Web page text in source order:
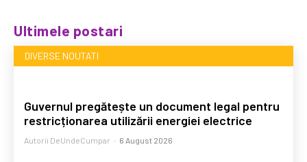
Ultimele postari
DIVERSE NOUTATI
Guvernul pregătește un document legal pentru
restricționarea utilizării energiei electrice
Autorii DeUndeCumpar - 6 August 2026